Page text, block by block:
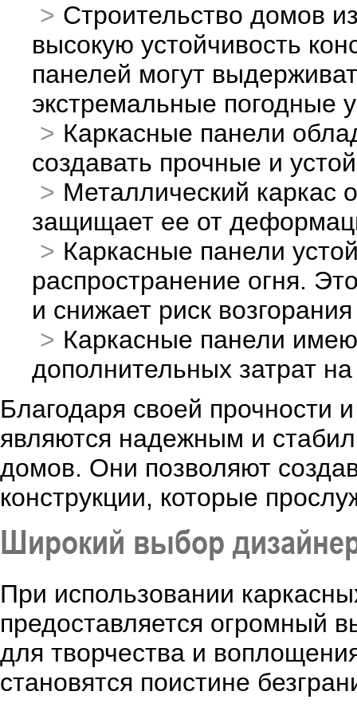
Строительство домов
высокую устойчивость
панелей могут
экстремальные погодные
Каркасные панели
создавать прочные и
Металлический каркас
защищает ее от
Каркасные панели
распространение огня.
и снижает риск
Каркасные панели
дополнительных затрат
Благодаря своей прочности
являются надежным и
домов. Они позволяют
конструкции, которые
Широкий выбор
При использовании
предоставляется огромный
для творчества и
становятся поистине